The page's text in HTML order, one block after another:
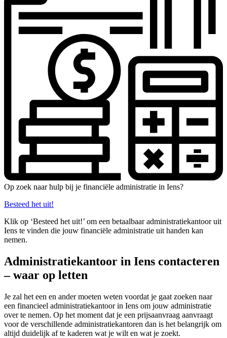
Op zoek naar hulp bij je financiële administratie in Iens?
Besteed het uit!
Klik op ‘Besteed het uit!’ om een betaalbaar administratiekantoor uit
Iens te vinden die jouw financiële administratie uit handen kan
nemen.
Administratiekantoor in Iens contacteren
– waar op letten
Je zal het een en ander moeten weten voordat je gaat zoeken naar
een financieel administratiekantoor in Iens om jouw administratie
over te nemen. Op het moment dat je een prijsaanvraag aanvraagt
voor de verschillende administratiekantoren dan is het belangrijk om
altijd duidelijk af te kaderen wat je wilt en wat je zoekt.